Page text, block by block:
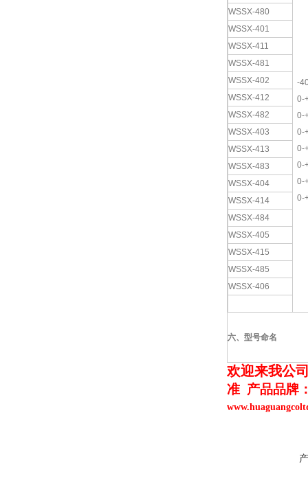
-
0-
0-
0-
0-
0-
0-
0-
WSSX-480
WSSX-401
WSSX-411
WSSX-481
WSSX-402
WSSX-412
WSSX-482
WSSX-403
WSSX-413
WSSX-483
WSSX-404
WSSX-414
WSSX-484
WSSX-405
WSSX-415
WSSX-485
WSSX-406
六、型号命名
欢迎来我公
准 产品品牌